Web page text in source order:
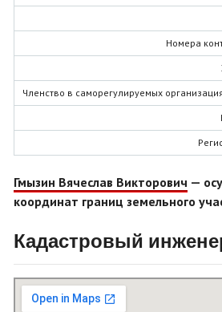
Номера
Членство в саморегулируемых
Гмызин Вячеслав Викторович —
координат границ земельного
Кадастровый